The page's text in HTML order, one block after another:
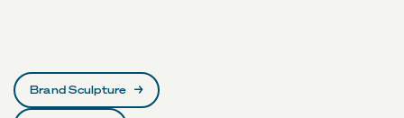
Brand Sculpture →